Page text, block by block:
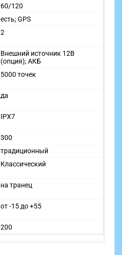
60/120
есть; GPS
2
Внешний источник 12В
(опция); АКБ
5000 точек
да
IPX7
300
традиционный
Классический
на транец
от -15 до +55
200